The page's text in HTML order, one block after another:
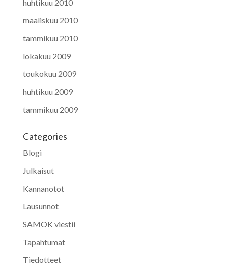
huhtikuu 2010
maaliskuu 2010
tammikuu 2010
lokakuu 2009
toukokuu 2009
huhtikuu 2009
tammikuu 2009
Categories
Blogi
Julkaisut
Kannanotot
Lausunnot
SAMOK viestii
Tapahtumat
Tiedotteet